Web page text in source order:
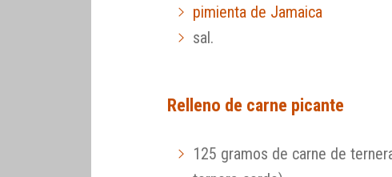
pimienta de Jamaica
sal.
Relleno de carne picante
125 gramos de carne de